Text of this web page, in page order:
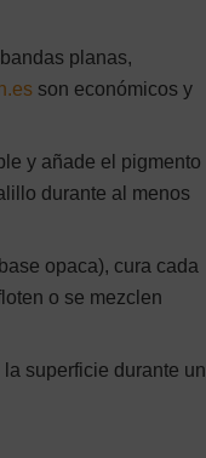
planas,
son económicos y
y añade el pigmento
durante al menos
opaca), cura cada
o se mezclen
superficie durante un